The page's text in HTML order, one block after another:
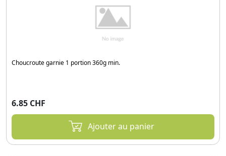
Choucroute garnie 1 portion 360g min.
6.85 CHF
Ajouter au panier